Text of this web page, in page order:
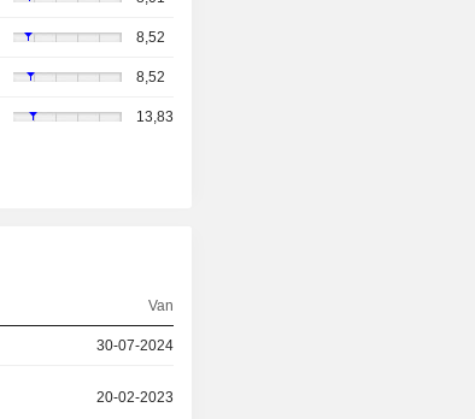
8,52
8,52
13,83
Van
30-07-2024
20-02-2023